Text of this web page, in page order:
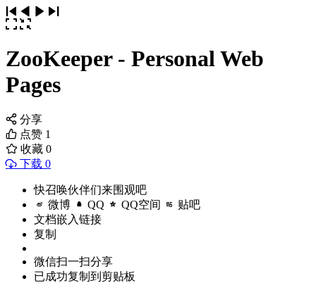
ZooKeeper - Personal Web
Pages
分享
点赞 1
收藏 0
下载 0
快召唤伙伴们来围观吧
微博 QQ QQ空间 贴吧
文档嵌入链接
复制
微信扫一扫分享
已成功复制到剪贴板